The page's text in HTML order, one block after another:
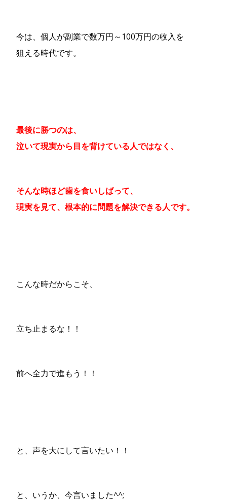
今は、個人が副業で数万円～100万円の收入を
狙える時代です。
最後に勝つのは、
泣いて現実から目を背けている人ではなく、
そんな時ほど歯を食いしばって、
現実を見て、根本的に問題を解決できる人です。
こんな時だからこそ、
立ち止まるな！！
前へ全力で進もう！！
と、声を大にして言いたい！！
と、いうか、今言いました^^;